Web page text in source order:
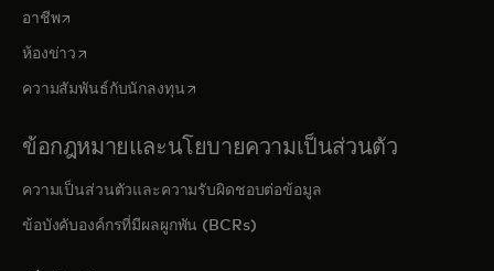
อาชีพopens in a new tab
ห้องข่าว opens in a new tab
ความสัมพันธ์กับนักลงทุน opens in a new tab
ข้อกฎหมายและนโยบายความเป็นส่วนตัว
ความเป็นส่วนตัวและความรับผิดชอบต่อข้อมูล
ข้อบังคับองค์กรที่มีผลผูกพัน (BCRs)